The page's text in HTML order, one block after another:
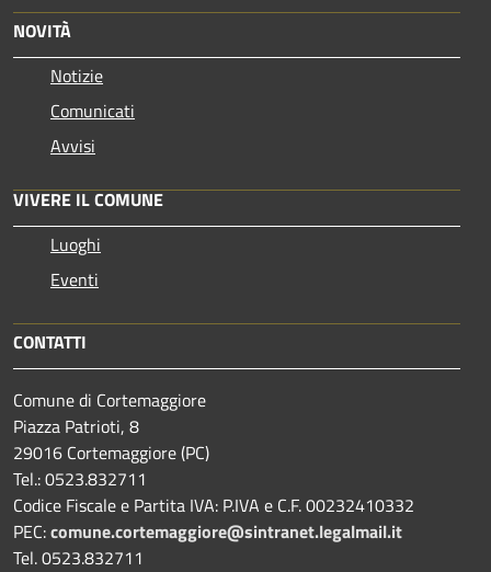
NOVITÀ
Notizie
Comunicati
Avvisi
VIVERE IL COMUNE
Luoghi
Eventi
CONTATTI
Comune di Cortemaggiore
Piazza Patrioti, 8
29016 Cortemaggiore (PC)
Tel.: 0523.832711
Codice Fiscale e Partita IVA: P.IVA e C.F. 00232410332
PEC:comune.cortemaggiore@sintranet.legalmail.it
Tel. 0523.832711